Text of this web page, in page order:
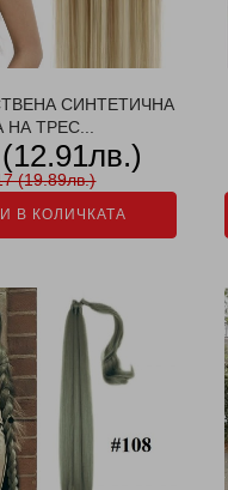
СИНТЕТИЧНА
НА ТРЕС...
(19.89лв.)
В КОЛИЧКАТА